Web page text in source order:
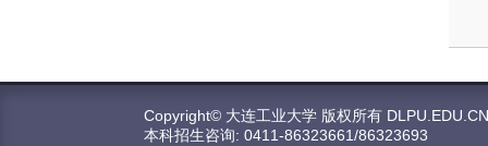
Copyright© 大连工业大学 版权所有 DLPU.EDU.CN
本科招生咨询: 0411-86323661/86323693